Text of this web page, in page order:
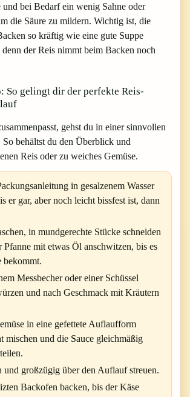
bei Bedarf ein wenig Sahne oder
die Säure zu mildern. Wichtig ist, die
so kräftig wie eine gute Suppe
denn der Reis nimmt beim Backen noch
So gelingt dir der perfekte Reis-
gehst du in einer sinnvollen
behältst du den Überblick und
Reis oder zu weiches Gemüse.
in gesalzenem Wasser
er gar, aber noch leicht bissfest ist, dann
in mundgerechte Stücke schneiden
Pfanne mit etwas Öl anschwitzen, bis es
bekommt.
Messbecher oder einer Schüssel
und nach Geschmack mit Kräutern
in eine gefettete Auflaufform
mischen und die Sauce gleichmäßig
und großzügig über den Auflauf streuen.
Backofen backen, bis der Käse